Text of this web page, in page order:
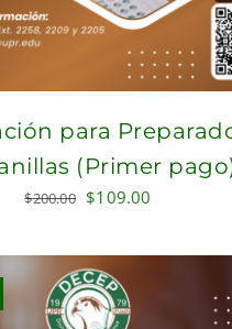
para
(Primer
$200.00 Original
was:
$200.00.
$109.00
is: